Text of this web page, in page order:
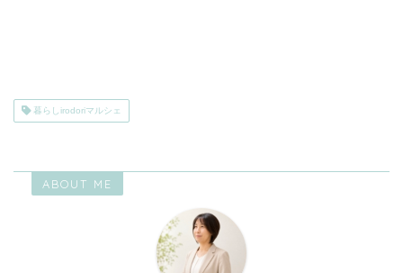
暮らしirodoriマルシェ
ABOUT ME